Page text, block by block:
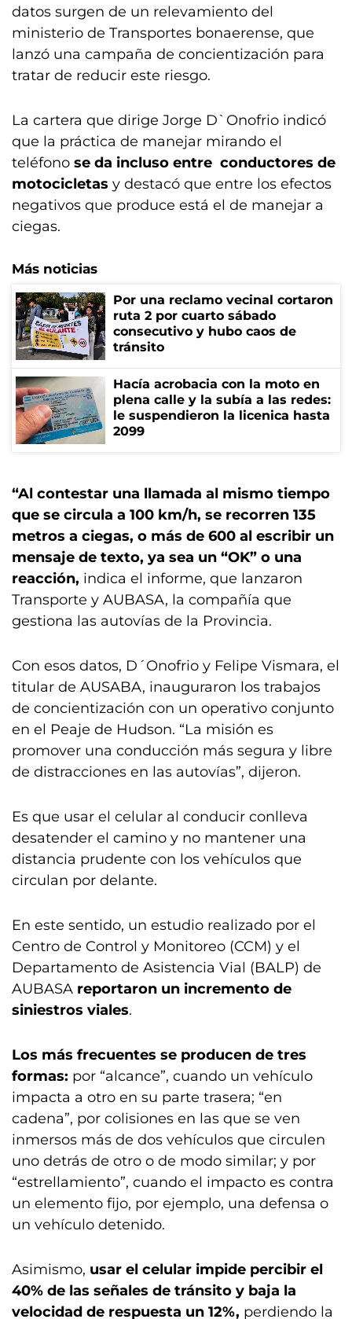
datos surgen de un relevamiento del
ministerio de Transportes bonaerense, que
lanzó una campaña de concientización para
tratar de reducir este riesgo.
La cartera que dirige Jorge D`Onofrio indicó
que la práctica de manejar mirando el
teléfono se da incluso entre conductores de
motocicletas y destacó que entre los efectos
negativos que produce está el de manejar a
ciegas.
Más noticias
Por una reclamo vecinal cortaron
ruta 2 por cuarto sábado
consecutivo y hubo caos de
tránsito
Hacía acrobacia con la moto en
plena calle y la subía a las redes:
le suspendieron la licenica hasta
2099
“Al contestar una llamada al mismo tiempo
que se circula a 100 km/h, se recorren 135
metros a ciegas, o más de 600 al escribir un
mensaje de texto, ya sea un “OK” o una
reacción, indica el informe, que lanzaron
Transporte y AUBASA, la compañía que
gestiona las autovías de la Provincia.
Con esos datos, D´Onofrio y Felipe Vismara, el
titular de AUSABA, inauguraron los trabajos
de concientización con un operativo conjunto
en el Peaje de Hudson. “La misión es
promover una conducción más segura y libre
de distracciones en las autovías”, dijeron.
Es que usar el celular al conducir conlleva
desatender el camino y no mantener una
distancia prudente con los vehículos que
circulan por delante.
En este sentido, un estudio realizado por el
Centro de Control y Monitoreo (CCM) y el
Departamento de Asistencia Vial (BALP) de
AUBASA reportaron un incremento de
siniestros viales.
Los más frecuentes se producen de tres
formas: por “alcance”, cuando un vehículo
impacta a otro en su parte trasera; “en
cadena”, por colisiones en las que se ven
inmersos más de dos vehículos que circulen
uno detrás de otro o de modo similar; y por
“estrellamiento”, cuando el impacto es contra
un elemento fijo, por ejemplo, una defensa o
un vehículo detenido.
Asimismo, usar el celular impide percibir el
40% de las señales de tránsito y baja la
velocidad de respuesta un 12%, perdiendo la